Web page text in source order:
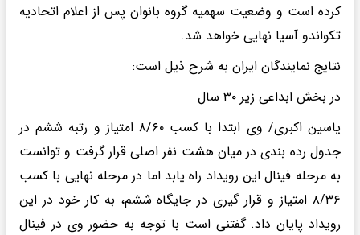
کرده است و وضعیت سهمیه گروه بانوان پس از اعلام اتحادیه
تکواندو آسیا نهایی خواهد شد.
نتایج نمایندگان ایران به شرح ذیل است:
در بخش ابداعی زیر ۳۰ سال
یاسین اکبری/ وی ابتدا با کسب ۸/۶۰ امتیاز و رتبه ششم در
جدول رده بندی در میان هشت نفر اصلی قرار گرفت و توانست
به مرحله فینال این رویداد راه یابد اما در مرحله نهایی با کسب
۸/۳۶ امتیاز و قرار گیری در جایگاه ششم، به کار خود در این
رویداد پایان داد. گفتنی است با توجه به حضور وی در فینال